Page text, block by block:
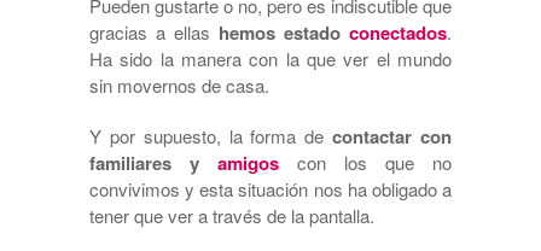
gracias a ellas hemos estado conectados.
Ha sido la manera con la que ver el mundo
sin movernos de casa.
Y por supuesto, la forma decontactar con
familiares y amigos con los que no
convivimos y esta situación nos ha obligado a
tener que ver a través de la pantalla.